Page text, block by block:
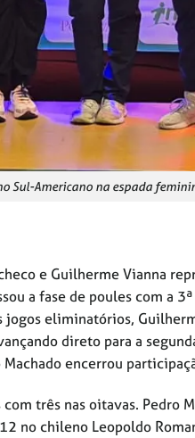
Sul-Americano na espada
e Guilherme Vianna
a fase de poules com a
eliminatórios,
direto para a
encerrou
três nas oitavas. Pedro
no chileno Leopoldo